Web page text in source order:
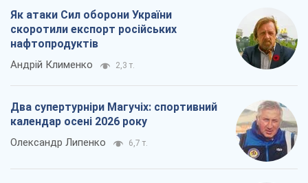
Як атаки Сил оборони України
скоротили експорт російських
нафтопродуктів
Андрій Клименко 2,3 т.
Два супертурніри Магучіх: спортивний
календар осені 2026 року
Олександр Липенко 6,7 т.